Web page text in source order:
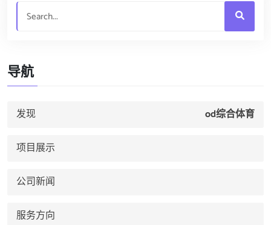
导航
发现 od综合体育
项目展示
公司新闻
服务方向